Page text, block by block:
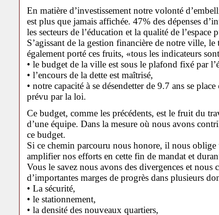
En matière d’investissement notre volonté
est plus que jamais affichée. 47% des dépenses
les secteurs de l’éducation et la qualité de l’espace
S’agissant de la gestion financière de notre ville,
également porté ces fruits, «tous les indicateurs
• le budget de la ville est sous le plafond fixé par
• l’encours de la dette est maîtrisé,
• notre capacité à se désendetter de 9.7 ans se
prévu par la loi.
Ce budget, comme les précédents, est le fruit du
d’une équipe. Dans la mesure où nous avons
ce budget.
Si ce chemin parcouru nous honore, il nous
amplifier nos efforts en cette fin de mandat et
Vous le savez nous avons des divergences et nous
d’importantes marges de progrès dans plusieurs
• La sécurité,
• le stationnement,
• la densité des nouveaux quartiers,